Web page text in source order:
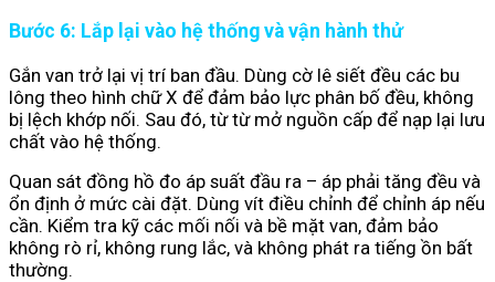
Bước 6: Lắp lại vào hệ thống và vận hành thử
Gắn van trở lại vị trí ban đầu. Dùng cờ lê siết đều các bu
lông theo hình chữ X để đảm bảo lực phân bố đều, không
bị lệch khớp nối. Sau đó, từ từ mở nguồn cấp để nạp lại lưu
chất vào hệ thống.
Quan sát đồng hồ đo áp suất đầu ra – áp phải tăng đều và
ổn định ở mức cài đặt. Dùng vít điều chỉnh để chỉnh áp nếu
cần. Kiểm tra kỹ các mối nối và bề mặt van, đảm bảo
không rò rỉ, không rung lắc, và không phát ra tiếng ồn bất
thường.